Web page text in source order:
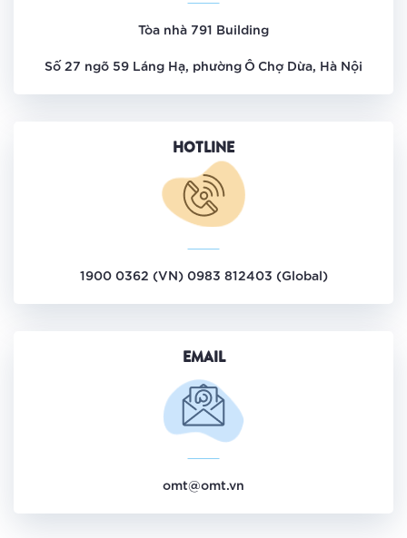
Tòa nhà 791 Building
Số 27 ngõ 59 Láng Hạ, phường Ô Chợ Dừa, Hà Nội
HOTLINE
1900 0362 (VN) 0983 812403 (Global)
EMAIL
omt@omt.vn